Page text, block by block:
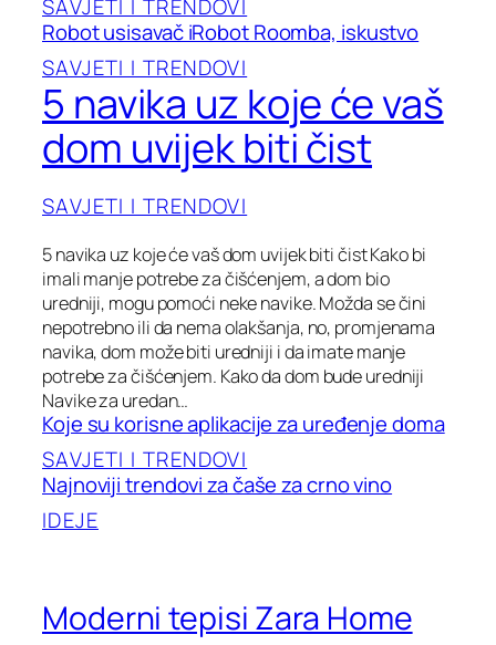
SAVJETI I TRENDOVI
Robot usisavač iRobot Roomba, iskustvo
SAVJETI I TRENDOVI
5 navika uz koje će vaš
dom uvijek biti čist
SAVJETI I TRENDOVI
5 navika uz koje će vaš dom uvijek biti čist Kako bi
imali manje potrebe za čišćenjem, a dom bio
uredniji, mogu pomoći neke navike. Možda se čini
nepotrebno ili da nema olakšanja, no, promjenama
navika, dom može biti uredniji i da imate manje
potrebe za čišćenjem. Kako da dom bude uredniji
Navike za uredan…
Koje su korisne aplikacije za uređenje doma
SAVJETI I TRENDOVI
Najnoviji trendovi za čaše za crno vino
IDEJE
Moderni tepisi Zara Home